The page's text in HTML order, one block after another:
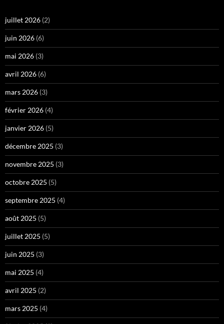
juillet 2026 (2)
juin 2026 (6)
mai 2026 (3)
avril 2026 (6)
mars 2026 (3)
février 2026 (4)
janvier 2026 (5)
décembre 2025 (3)
novembre 2025 (3)
octobre 2025 (5)
septembre 2025 (4)
août 2025 (5)
juillet 2025 (5)
juin 2025 (3)
mai 2025 (4)
avril 2025 (2)
mars 2025 (4)